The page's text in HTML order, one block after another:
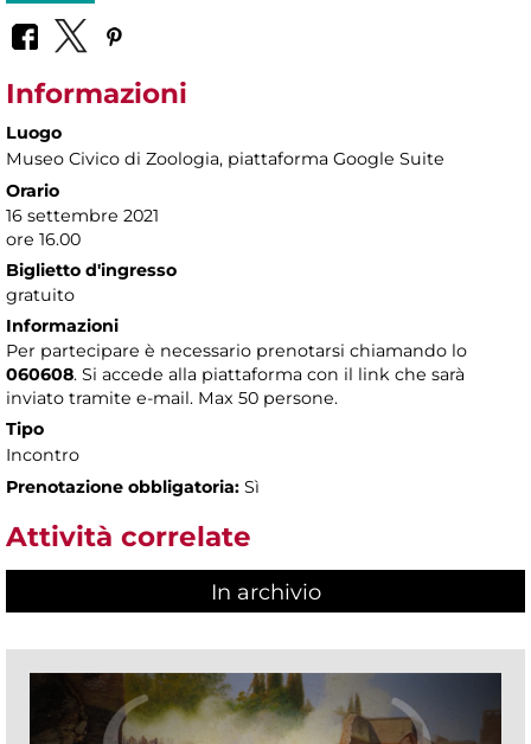
Informazioni
Luogo
Museo Civico di Zoologia, piattaforma Google Suite
Orario
16 settembre 2021
ore 16.00
Biglietto d'ingresso
gratuito
Informazioni
Per partecipare è necessario prenotarsi chiamando lo
060608. Si accede alla piattaforma con il link che sarà
inviato tramite e-mail. Max 50 persone.
Tipo
Incontro
Prenotazione obbligatoria: Sì
Attività correlate
In archivio